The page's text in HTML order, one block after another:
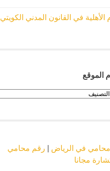
الأهلية في القانون المدني الكويتي
الموقع
في الرياض
رقم محامي
مجانا